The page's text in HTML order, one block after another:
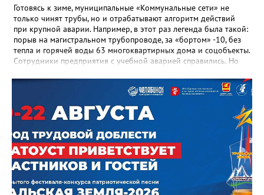
Готовясь к зиме, муниципальные «Коммунальные сети» не
только чинят трубы, но и отрабатывают алгоритм действий
при крупной аварии. Например, в этот раз легенда была такой:
порыв на магистральном трубопроводе, за «бортом» -10, без
тепла и горячей воды 63 многоквартирных дома и соцобъекты.
Сотрудники предприятия с учебной аварией справились. Но
отметили и недочёты. «Например, управляющие компании
несвоевременно приняли меры для предотвращения
“перемерзания” общей домовой тепловой сети
многоквартирного дома, отсутствовало взаимодействие с
ресурсоснабжающей организацией, ЕДДС и иными службами»,
— сообщила начальник Главного управления ГЖИ Ирина
Настенко. В следующий раз, рекомендовали в
Госжилинспекции, службы должны действовать слаженно. И
оперативно делиться информацией со всеми
заинтересованными – от поставщика тепла до конечных
потребителей.